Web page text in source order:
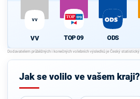
VV
VV TOP 09 ODS
Jak se volilo ve vašem kraji?